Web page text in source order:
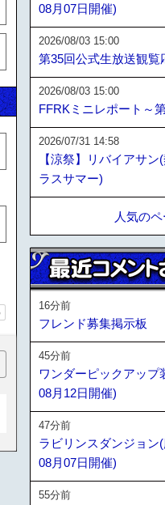
08月07日開催)
2026/08/03 15:00
第35回公式生放送観覧
2026/08/03 15:00
FFRKミニレポート～
2026/07/31 14:58
【涼祭】リバイアサ
ラスサマー)
人気の
16分前
フレンド募集掲示板
45分前
ワンダーピックアップ
08月12日開催)
47分前
ラビリンスダンジョン
08月07日開催)
55分前